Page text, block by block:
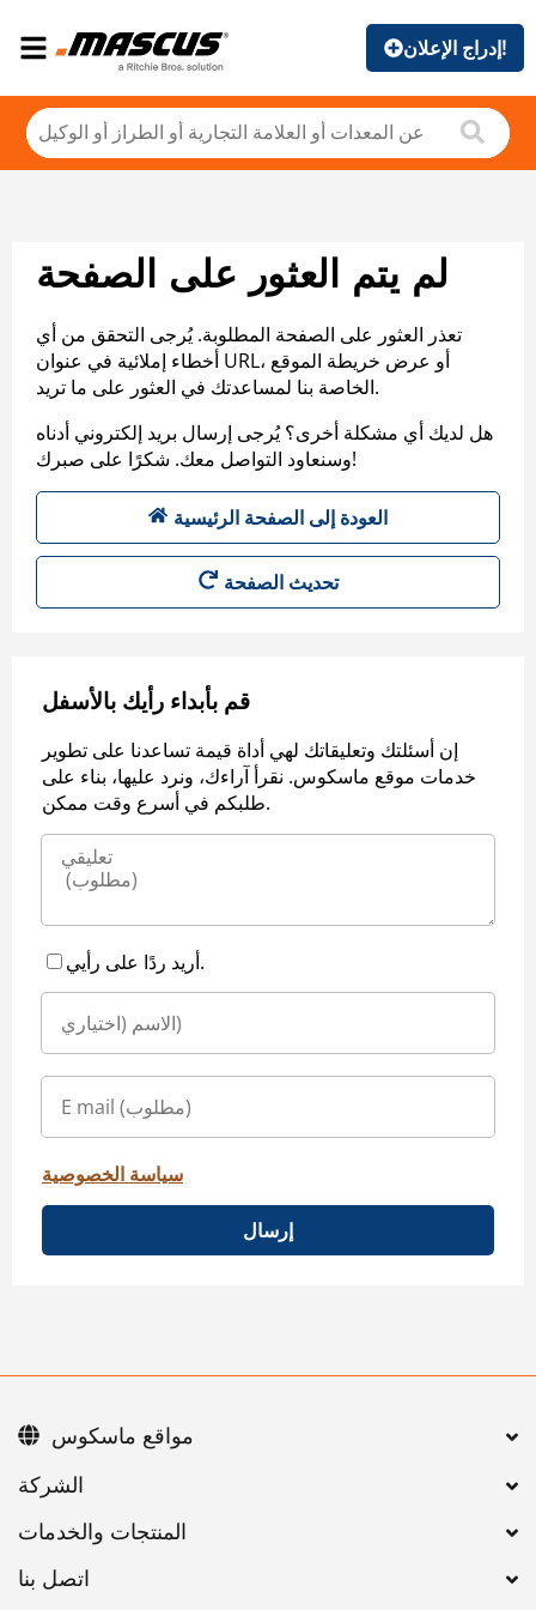
إدراج الإعلان!
لم يتم العثور على الصفحة
تعذر العثور على الصفحة المطلوبة. يُرجى التحقق من أي
أخطاء إملائية في عنوان URL، أو عرض خريطة الموقع
الخاصة بنا لمساعدتك في العثور على ما تريد.
هل لديك أي مشكلة أخرى؟ يُرجى إرسال بريد إلكتروني أدناه
وسنعاود التواصل معك. شكرًا على صبرك!
العودة إلى الصفحة الرئيسية
تحديث الصفحة
قم بأبداء رأيك بالأسفل
إن أسئلتك وتعليقاتك لهي أداة قيمة تساعدنا على تطوير
خدمات موقع ماسكوس. نقرأ آراءك، ونرد عليها، بناء على
طلبكم في أسرع وقت ممكن.
أريد ردًا على رأيي.
سياسة الخصوصية
إرسال
اتصل بنا
مواقع ماسكوس